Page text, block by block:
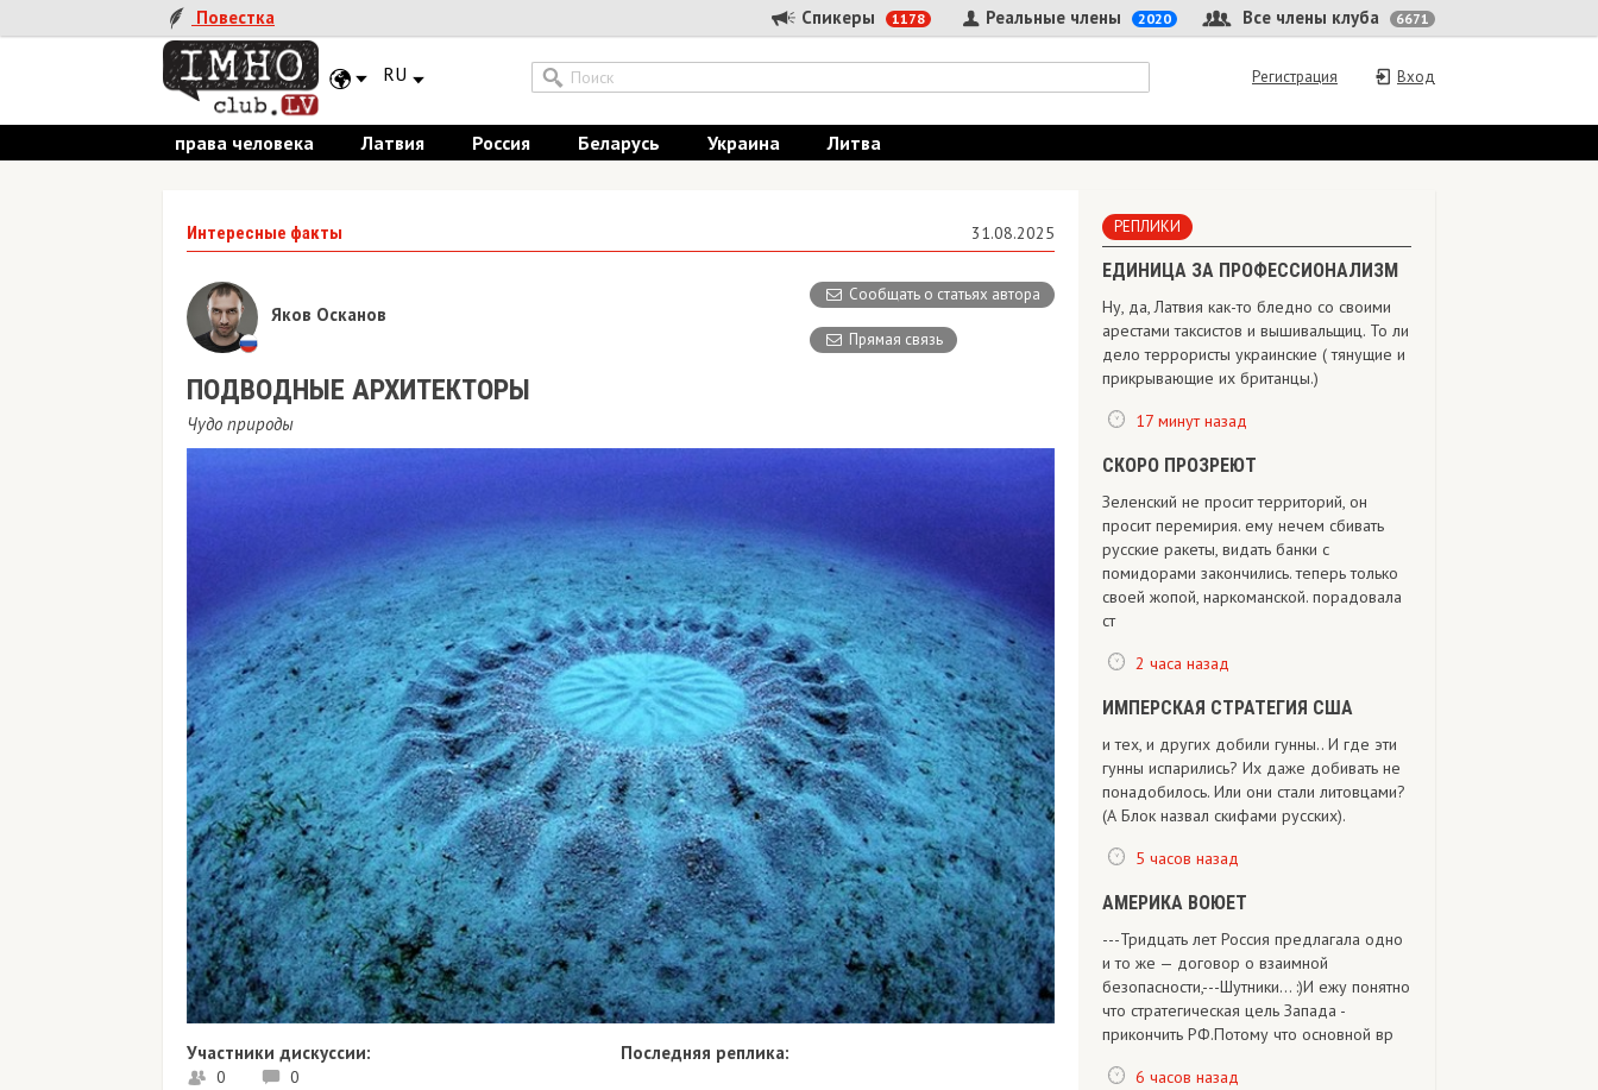
Повестка Спикеры 1178 Все члены клуба 6671
Реальные члены 2020
RU Вход
Регистрация
права человека Латвия Россия Беларусь Украина Литва
Интересные факты 31.08.2025
Сообщать о статьях автора
Прямая связь
Яков Осканов
ПОДВОДНЫЕ АРХИТЕКТОРЫ
Чудо природы
Участники дискуссии:
0 0
Последняя реплика:
РЕПЛИКИ
ЕДИНИЦА ЗА ПРОФЕССИОНАЛИЗМ
Ну, да, Латвия как-то бледно со своими
арестами таксистов и вышивальщиц. То ли
дело террористы украинские ( тянущие и
прикрывающие их британцы.)
17 минут назад
СКОРО ПРОЗРЕЮТ
Зеленский не просит территорий, он
просит перемирия. ему нечем сбивать
русские ракеты, видать банки с
помидорами закончились. теперь только
своей жопой, наркоманской. порадовала
ст
2 часа назад
ИМПЕРСКАЯ СТРАТЕГИЯ США
и тех, и других добили гунны.. И где эти
гунны испарились? Их даже добивать не
понадобилось. Или они стали литовцами?
(А Блок назвал скифами русских).
5 часов назад
АМЕРИКА ВОЮЕТ
---Тридцать лет Россия предлагала одно
и то же — договор о взаимной
безопасности,---Шутники... :)И ежу понятно
что стратегическая цель Запада -
прикончить РФ.Потому что основной вр
6 часов назад